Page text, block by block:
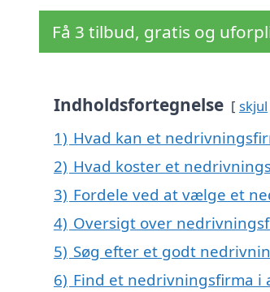
Få 3 tilbud, gratis og
Indholdsfortegnelse skjul
1) Hvad kan et
2) Hvad koster et
3) Fordele ved at vælge et
4) Oversigt over
5) Søg efter et godt
6) Find et nedrivningsfirma i